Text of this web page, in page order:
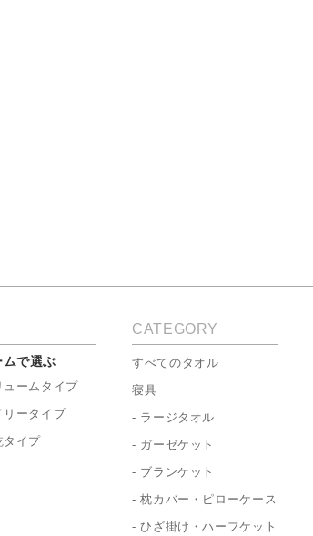
で選ぶ
ュームタイプ
リータイプ
タイプ
CATEGORY
すべてのタオル
寝具
- ラージタオル
- ガーゼケット
- ブランケット
- 枕カバー・ピローケース
- ひざ掛け・ハーフケット